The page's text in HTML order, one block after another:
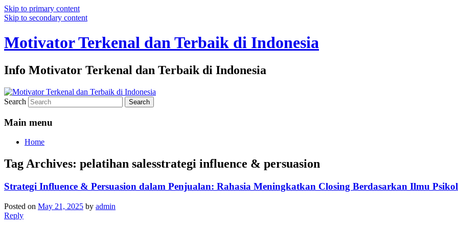
Skip to primary content
Skip to secondary content
Motivator Terkenal dan Terbaik di Indonesia
Info Motivator Terkenal dan Terbaik di Indonesia
Search
Main menu
Home
Tag Archives: pelatihan salesstrategi influence & persuasion
Strategi Influence & Persuasion dalam Penjualan: Rahasia Meningkatkan Closing Berdasarkan Ilmu
Posted on May 21, 2025 by admin
Reply